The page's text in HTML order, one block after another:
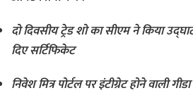
दो दिवसीय ट्रेड शो का सीएम ने किया
दिए सर्टिफिकेट
निवेश मित्र पोर्टल पर इंटीग्रेट होने